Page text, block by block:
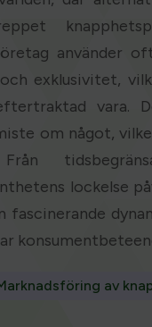
använder
exklusivitet,
vara.
om något,
lockelse
av